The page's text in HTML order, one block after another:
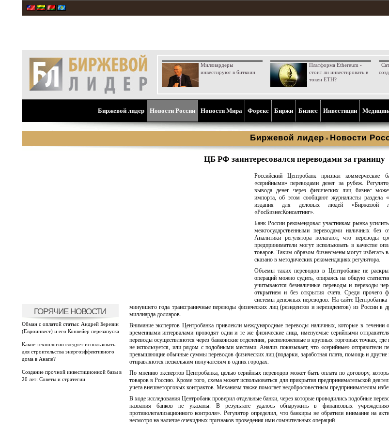
Миллиардеры
инвестируют в биткоин
Платформа Ethereum -
стоит ли инвестировать в
токен ETH?
Биржевой лидер Новости России Новости Мира Форекс Биржи Бизнес Инвестиции
Биржевой лидер » Новости
ГОРЯЧИЕ НОВОСТИ
Обман с оплатой статьи: Андрей Березин
(Евроинвест) и его Конвейер перезапуска
Какие технологии следует использовать
для строительства энергоэффективного
дома в Анапе?
Создание прочной инвестиционной базы в
20 лет: Советы и стратегии
ЦБ РФ заинтересовался переводами за границу
Российский Центробанк призвал коммерческие
«серийными» переводами денег за рубеж.
вывода денег через физических лиц бизнес
импорта, об этом сообщают журналисты раздела
издания для деловых людей «Биржевой
«РосБизнесКонсалтинг».
Банк России рекомендовал участникам рынка
межгосударственными переводами наличных без
Аналитики регулятора полагают, что переводы
предприниматели могут использовать в качестве
товаров. Таким образом бизнесмены могут избегать
сказано в методических рекомендациях регулятора.
Объемы таких переводов в Центробанке не
операций можно судить, опираясь на общую
учитываются безналичные переводы и переводы
открытием и без открытия счета. Среди прочего
системы денежных переводов. На сайте Центробанка
минувшего года трансграничные переводы физических лиц (резидентов и нерезидентов) из России в
миллиарда долларов.
Внимание экспертов Центробанка привлекли международные переводы наличных, которые в
временными интервалами проводят одни и те же физические лица, именуемые серийными
переводы осуществляются через банковские отделения, расположенные в крупных торговых точках, где
не используется, или рядом с подобными местами. Анализ показывает, что «серийные» отправители
превышающие обычные суммы переводов физических лиц (подарки, заработная плата, помощь и другие
отправляются нескольким получателям в одних городах.
По мнению экспертов Центробанка, целью серийных переводов может быть оплата по договору,
товаров в Россию. Кроме того, схема может использоваться для прикрытия предпринимательской
учета внешнеторговых контрактов. Механизм также помогает недобросовестным предпринимателям
В ходе исследования Центробанк проверил отдельные банки, через которые проводились подобные
названия банков не указаны. В результате удалось обнаружить в финансовых
противолегализационного контроля». Регулятор определил, что банкиры не обратили внимание на
несмотря на наличие очевидных признаков проведения ими сомнительных операций.